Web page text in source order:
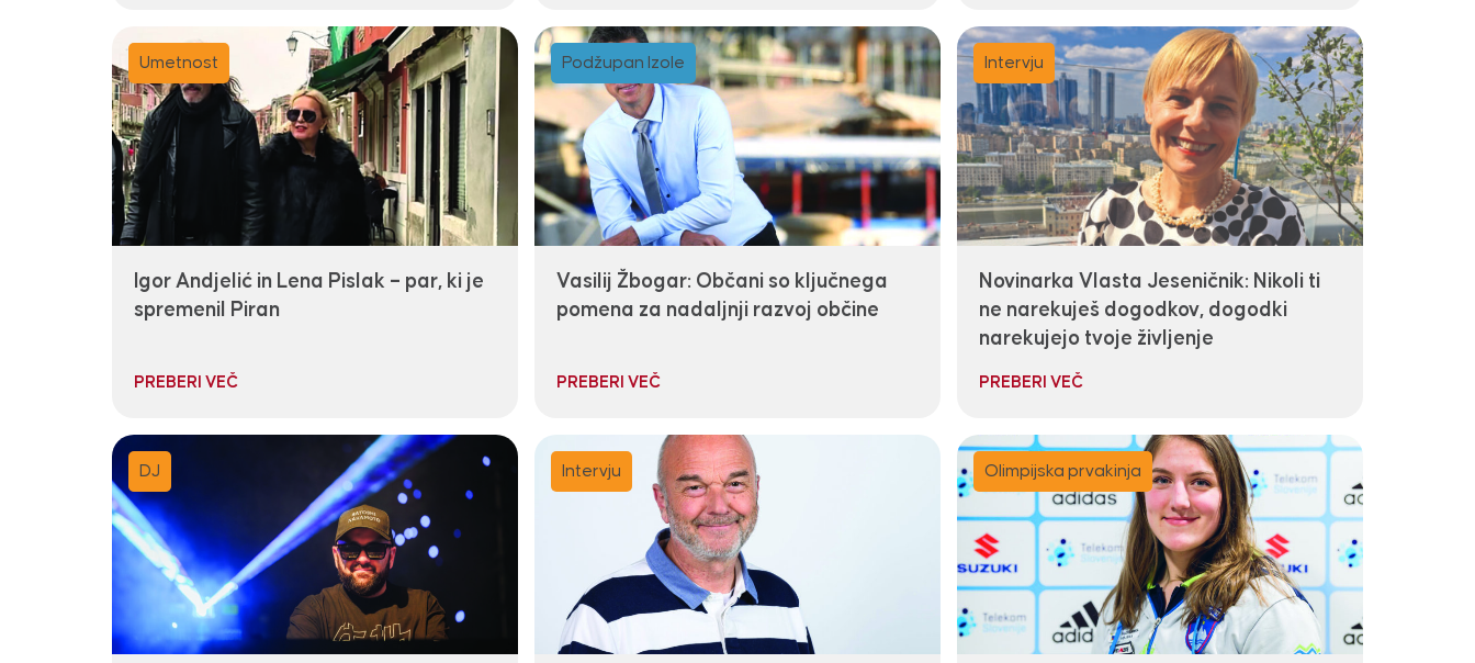
Umetnost
Igor Andjelić in Lena Pislak – par, ki je
spremenil Piran
PREBERI VEČ
Podžupan Izole
Vasilij Žbogar: Občani so ključnega
pomena za nadaljnji razvoj občine
PREBERI VEČ
Intervju
Novinarka Vlasta Jeseničnik: Nikoli ti
ne narekuješ dogodkov, dogodki
narekujejo tvoje življenje
PREBERI VEČ
DJ Intervju Olimpijska prvakinja